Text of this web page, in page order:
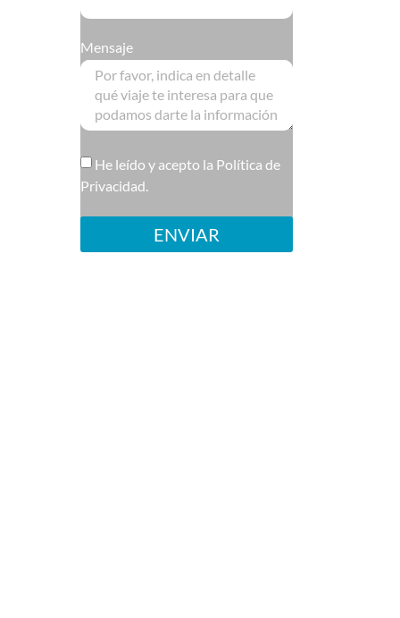
Mensaje
He leído y acepto la Política de
Privacidad.
ENVIAR